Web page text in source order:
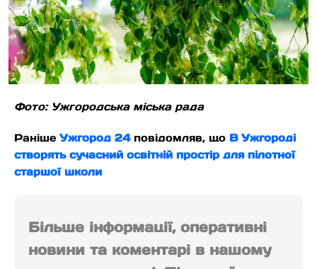
Фото: Ужгородська міська рада
Раніше Ужгород 24повідомляв, що В Ужгороді
створять сучасний освітній простір для пілотної
старшої школи
Більше інформації, оперативні
новини та коментарі в нашому